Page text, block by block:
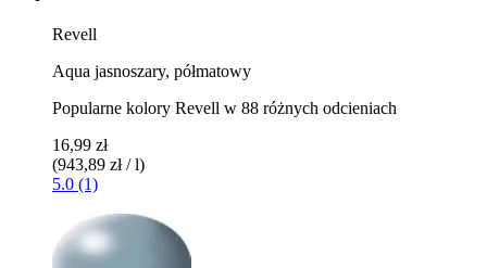
Revell
Aqua jasnoszary, półmatowy
Popularne kolory Revell w 88 różnych odcieniach
16,99 zł
(943,89 zł / l)
5.0 (1)